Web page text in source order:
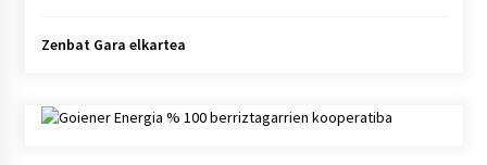
Zenbat Gara elkartea